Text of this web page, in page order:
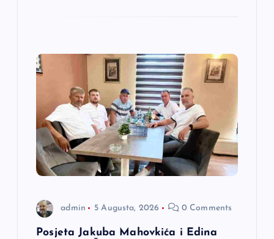
admin 5 Augusta, 2026 0 Comments
Posjeta Jakuba Mahovkića i Edina